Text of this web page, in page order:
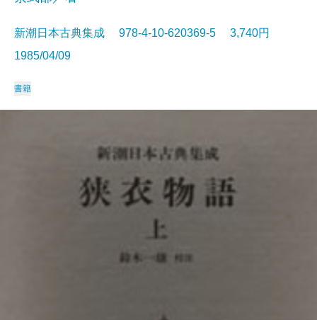
新潮日本古典集成 978-4-10-620369-5 3,740円
1985/04/09
書籍